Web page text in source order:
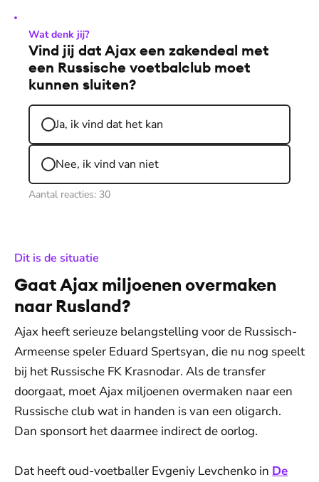
Wat denk jij?
Vind jij dat Ajax een zakendeal met
een Russische voetbalclub moet
kunnen sluiten?
Ja, ik vind dat het kan
Nee, ik vind van niet
Aantal reacties: 30
Dit is de situatie
Gaat Ajax miljoenen overmaken
naar Rusland?
Ajax heeft serieuze belangstelling voor de Russisch-
Armeense speler Eduard Spertsyan, die nu nog speelt
bij het Russische FK Krasnodar. Als de transfer
doorgaat, moet Ajax miljoenen overmaken naar een
Russische club wat in handen is van een oligarch.
Dan sponsort het daarmee indirect de oorlog.
Dat heeft oud-voetballer Evgeniy Levchenko in De